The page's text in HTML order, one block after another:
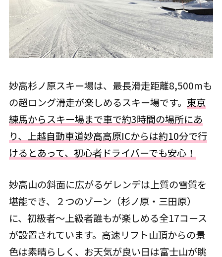
妙高杉ノ原スキー場は、最長滑走距離8,500mも
の超ロング滑走が楽しめるスキー場です。 東京
練馬からスキー場まで車で約3時間の場所にあ
り、上越自動車道妙高高原ICからは約10分で行
けるとあって、初心者ドライバーでも安心！
妙高山の斜面に広がるゲレンデは上質の雪質を
堪能でき、２つのゾーン（杉ノ原・三田原）
に、初級者～上級者誰もが楽しめる全17コース
が設置されています。高速リフト山頂からの景
色は素晴らしく、お天気が良い日は富士山が眺